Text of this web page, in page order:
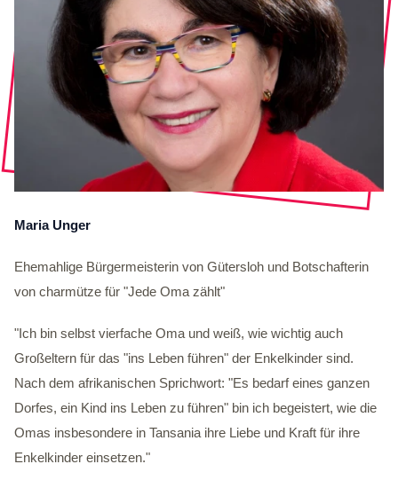
Maria Unger
Ehemahlige Bürgermeisterin von Gütersloh und Botschafterin
von charmütze für "Jede Oma zählt"
"Ich bin selbst vierfache Oma und weiß, wie wichtig auch
Großeltern für das "ins Leben führen" der Enkelkinder sind.
Nach dem afrikanischen Sprichwort: "Es bedarf eines ganzen
Dorfes, ein Kind ins Leben zu führen" bin ich begeistert, wie die
Omas insbesondere in Tansania ihre Liebe und Kraft für ihre
Enkelkinder einsetzen."